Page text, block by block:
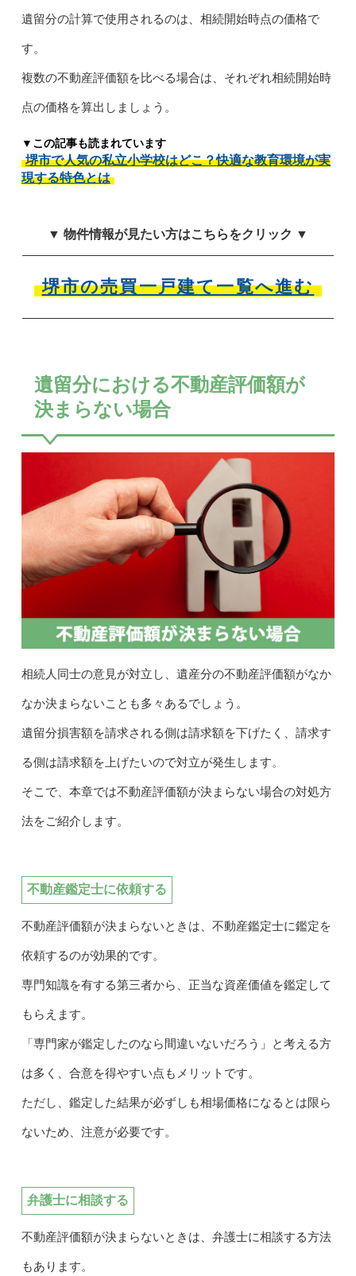
遺留分の計算で使用されるのは、相続開始時点の価格で
す。
複数の不動産評価額を比べる場合は、それぞれ相続開始時
点の価格を算出しましょう。
▼この記事も読まれています
堺市で人気の私立小学校はどこ？快適な教育環境が実
現する特色とは
▼ 物件情報が見たい方はこちらをクリック ▼
堺市の売買一戸建て一覧へ進む
遺留分における不動産評価額が
決まらない場合
相続人同士の意見が対立し、遺産分の不動産評価額がなか
なか決まらないことも多々あるでしょう。
遺留分損害額を請求される側は請求額を下げたく、請求す
る側は請求額を上げたいので対立が発生します。
そこで、本章では不動産評価額が決まらない場合の対処方
法をご紹介します。
不動産鑑定士に依頼する
不動産評価額が決まらないときは、不動産鑑定士に鑑定を
依頼するのが効果的です。
専門知識を有する第三者から、正当な資産価値を鑑定して
もらえます。
「専門家が鑑定したのなら間違いないだろう」と考える方
は多く、合意を得やすい点もメリットです。
ただし、鑑定した結果が必ずしも相場価格になるとは限ら
ないため、注意が必要です。
弁護士に相談する
不動産評価額が決まらないときは、弁護士に相談する方法
もあります。